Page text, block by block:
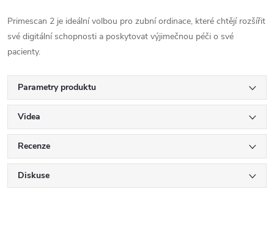
Primescan 2 je ideální volbou pro zubní ordinace, které chtějí rozšířit
své digitální schopnosti a poskytovat výjimečnou péči o své
pacienty.
Parametry produktu
Videa
Recenze
Diskuse